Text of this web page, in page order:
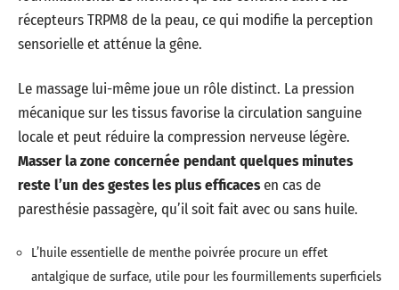
récepteurs TRPM8 de la peau, ce qui modifie la perception
sensorielle et atténue la gêne.
Le massage lui-même joue un rôle distinct. La pression
mécanique sur les tissus favorise la circulation sanguine
locale et peut réduire la compression nerveuse légère.
Masser la zone concernée pendant quelques minutes
reste l’un des gestes les plus efficacesen cas de
paresthésie passagère, qu’il soit fait avec ou sans huile.
L’huile essentielle de menthe poivrée procure un effet
antalgique de surface, utile pour les fourmillements superficiels